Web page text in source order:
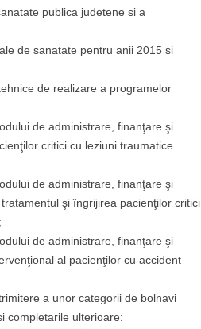
publica judetene si a
de sanatate pentru anii 2015 si
de realizare a programelor
de administrare, finanţare şi
critici cu leziuni traumatice
de administrare, finanţare şi
şi îngrijirea pacienţilor critici
de administrare, finanţare şi
al pacienţilor cu accident
a unor categorii de bolnavi
completarile ulterioare: